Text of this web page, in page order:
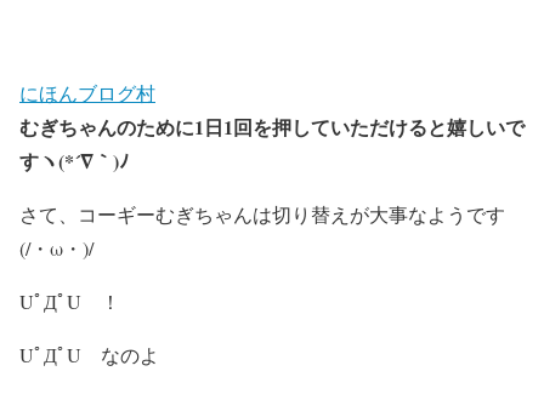
にほんブログ村
むぎちゃんのために1日1回を押していただけると嬉しいで
すヽ(*´∇｀)ﾉ
さて、コーギーむぎちゃんは切り替えが大事なようです
(/・ω・)/
UﾟДﾟU ！
UﾟДﾟU なのよ